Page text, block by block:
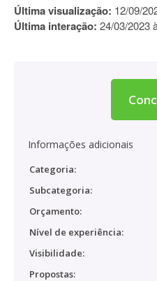
Última visualização: 12/09/
Última interação: 24/03/2023
Informações adicionais
Categoria:
Subcategoria:
Orçamento:
Nível de experiência:
Visibilidade:
Propostas: